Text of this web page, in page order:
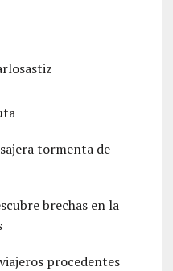
tormenta de
brechas en la
procedentes